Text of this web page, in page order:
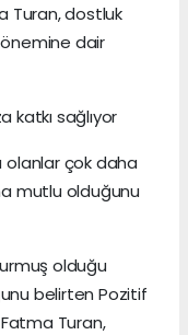
Turan, dostluk
önemine dair
katkı sağlıyor
olanlar çok daha
mutlu olduğunu
olduğu
belirten Pozitif
Turan,